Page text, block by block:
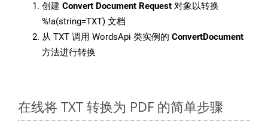
创建 Convert Document Request 对象以转换
%!a(string=TXT) 文档
从 TXT 调用 WordsApi 类实例的 ConvertDocument
方法进行转换
在线将 TXT 转换为 PDF 的简单步骤